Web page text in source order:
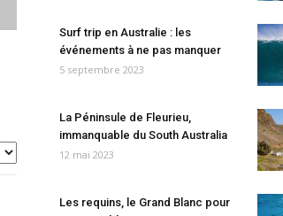
Surf trip en Australie : les
événements à ne pas manquer
5 septembre 2023
La Péninsule de Fleurieu,
immanquable du South Australia
12 mai 2023
Les requins, le Grand Blanc pour